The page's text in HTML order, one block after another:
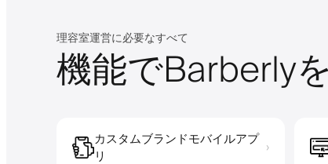
理容室運営に必要なすべて
機能でBarberly
カスタムブランドモバイルアプ
リ
›